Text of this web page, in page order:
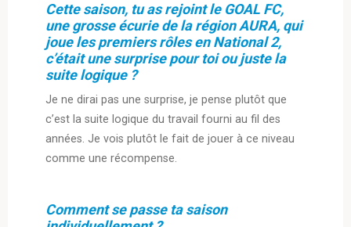
Cette saison, tu as rejoint le GOAL FC,
une grosse écurie de la région AURA, qui
joue les premiers rôles en National 2,
c’était une surprise pour toi ou juste la
suite logique ?
Je ne dirai pas une surprise, je pense plutôt que
c’est la suite logique du travail fourni au fil des
années. Je vois plutôt le fait de jouer à ce niveau
comme une récompense.
Comment se passe ta saison